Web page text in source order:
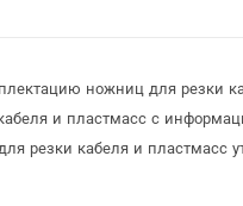
ножниц для резки
и пластмасс с
резки кабеля и пластмасс